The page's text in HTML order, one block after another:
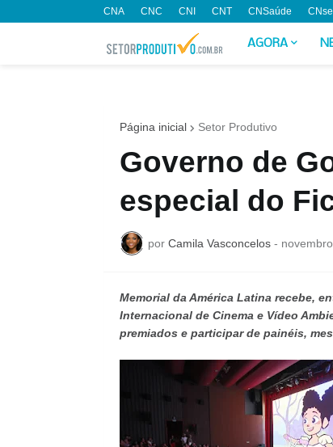
CNA CNC CNI CNT CNSaúde
AGORA
Página inicial Setor Produtivo
Governo de
especial do
por Camila Vasconcelos -
Memorial da América Latina recebe,
Internacional de Cinema e Vídeo
premiados e participar de painéis,